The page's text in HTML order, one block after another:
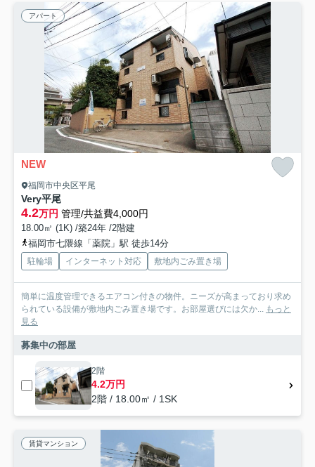
アパート
NEW
福岡市中央区平尾
Very平尾
4.2万円 管理/共益費4,000円
18.00㎡ (1K) /築24年 /2階建
福岡市七隈線「薬院」駅 徒歩14分
駐輪場 インターネット対応 敷地内ごみ置き場
簡単に温度管理できるエアコン付きの物件。ニーズが高まっており求め
られている設備が敷地内ごみ置き場です。お部屋選びには欠か... もっと
見る
募集中の部屋
2階
4.2万円
2階 / 18.00㎡ / 1SK
賃貸マンション